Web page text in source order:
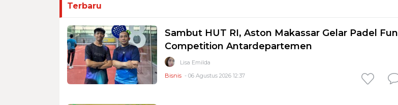
Terbaru
Sambut HUT RI, Aston Makassar Gelar Padel Fun
Competition Antardepartemen
Lisa Emilda
Bisnis - 06 Agustus 2026 12:37